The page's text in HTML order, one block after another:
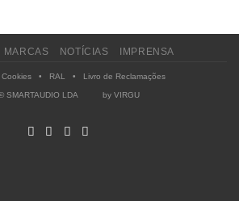
MARCAS NOTÍCIAS IMPRENSA
• RAL • Livro de Reclamações
SMARTAUDIO LDA by VIRGU